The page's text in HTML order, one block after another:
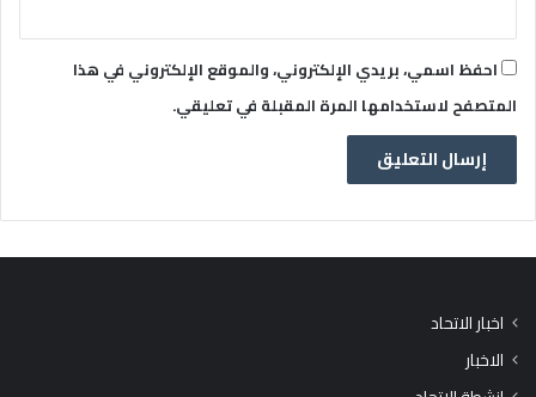
احفظ اسمي، بريدي الإلكتروني، والموقع الإلكتروني في هذا
المتصفح لاستخدامها المرة المقبلة في تعليقي.
اخبار الاتحاد
الاخبار